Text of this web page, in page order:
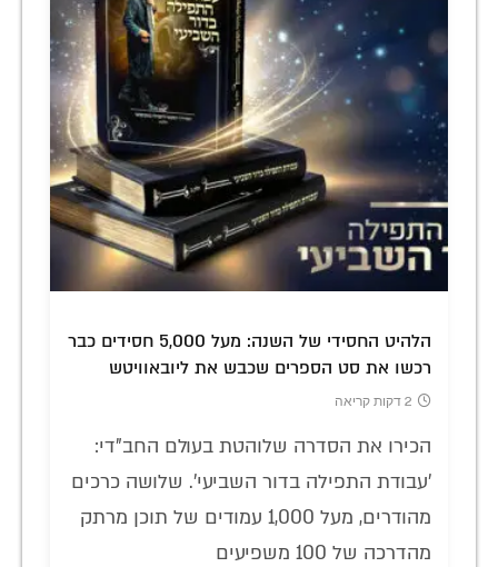
הלהיט החסידי של השנה: מעל 5,000 חסידים כבר
רכשו את סט הספרים שכבש את ליובאוויטש
2 דקות קריאה
הכירו את הסדרה שלוהטת בעולם החב"די:
'עבודת התפילה בדור השביעי'. שלושה כרכים
מהודרים, מעל 1,000 עמודים של תוכן מרתק
מהדרכה של 100 משפיעים